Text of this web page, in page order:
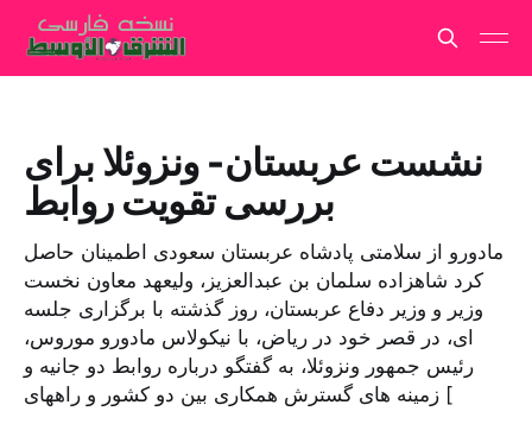
نشست عربستان- ونزوئلا برای
بررسی تقویت روابط
مادورو از سلامتی پادشاه عربستان سعودی اطمینان حاصل
کرد شاهزاده سلمان بن عبدالعزیز، ولیعهد معاون نخست
وزیر و وزیر دفاع عربستان، روز گذشته با برگزاری جلسه
ای، در قصر خود در ریاض، با نیکولاس مادورو موروس،
رئیس جمهور ونزوئلا، به گفتگو درباره روابط دو جانیه و
زمینه های گسترش همکاری بین دو کشور و راههای [